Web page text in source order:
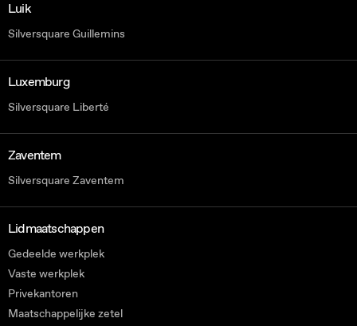
Luik
Silversquare Guillemins
Luxemburg
Silversquare Liberté
Zaventem
Silversquare Zaventem
Lidmaatschappen
Gedeelde werkplek
Vaste werkplek
Privekantoren
Maatschappelijke zetel